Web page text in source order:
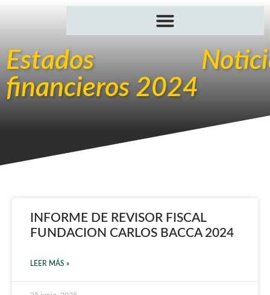
Estados
financieros 2024
INFORME DE REVISOR FISCAL
FUNDACION CARLOS BACCA 2024
LEER MÁS »